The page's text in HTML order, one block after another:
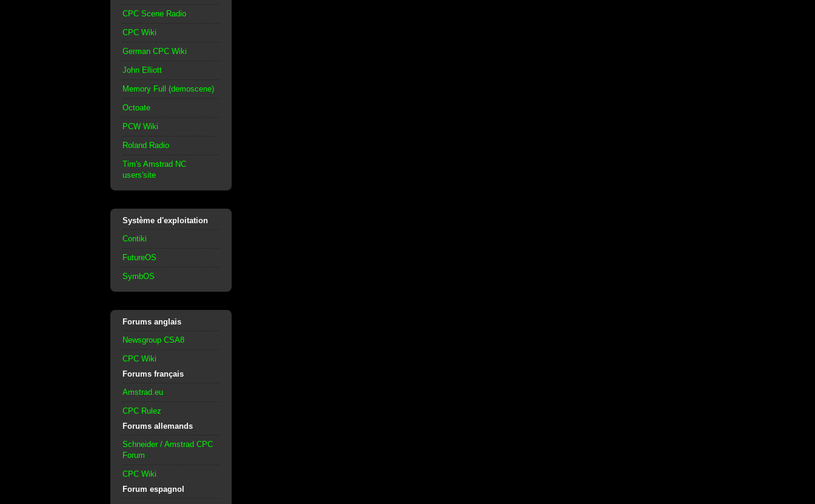
CPC Scene Radio
CPC Wiki
German CPC Wiki
John Elliott
Memory Full (demoscene)
Octoate
PCW Wiki
Roland Radio
Tim's Amstrad NC
users'site
Système d'exploitation
Contiki
FutureOS
SymbOS
Forums anglais
Newsgroup CSA8
CPC Wiki
Forums français
Amstrad.eu
CPC Rulez
Forums allemands
Schneider / Amstrad CPC
Forum
CPC Wiki
Forum espagnol